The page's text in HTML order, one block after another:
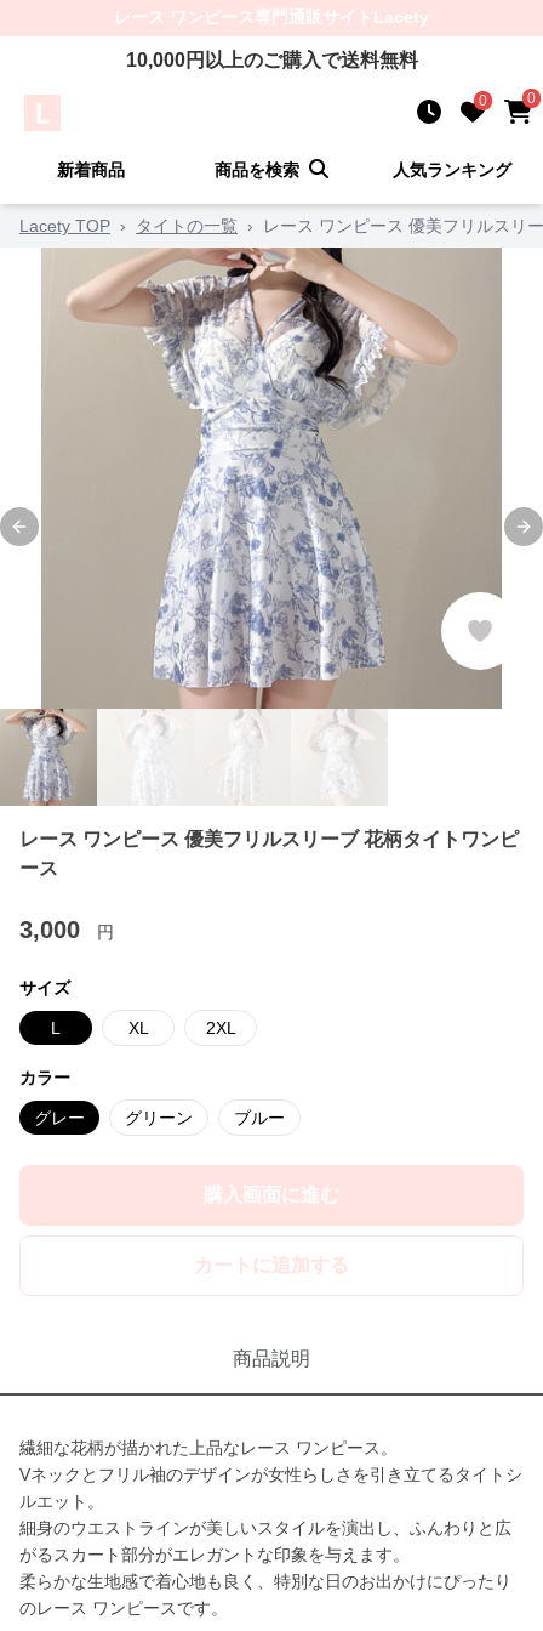
レース ワンピース専門通販サイト Lacety
10,000円以上のご購入で送料無料
0 0
新着商品 商品を検索 人気ランキング
Lacety TOP › タイトの一覧 › レース ワンピース 優美フリルスリ
Previous slide
レース ワンピース 優美フリルスリーブ 花柄タイトワンピ
ース
3,000 円
サイズ
L XL 2XL
カラー
グレー グリーン ブルー
購入画面に進む
カートに追加する
商品説明
繊細な花柄が描かれた上品なレース ワンピース。
Vネックとフリル袖のデザインが女性らしさを引き立てるタイトシ
ルエット。
細身のウエストラインが美しいスタイルを演出し、ふんわりと広
がるスカート部分がエレガントな印象を与えます。
柔らかな生地感で着心地も良く、特別な日のお出かけにぴったり
のレース ワンピースです。